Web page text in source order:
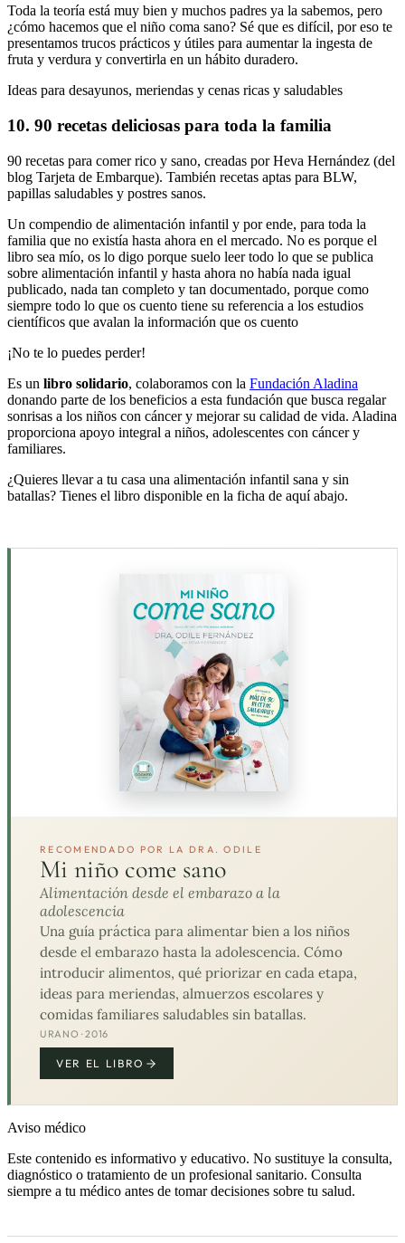
Toda la teoría está muy bien y muchos padres ya la sabemos, pero
¿cómo hacemos que el niño coma sano? Sé que es difícil, por eso te
presentamos trucos prácticos y útiles para aumentar la ingesta de
fruta y verdura y convertirla en un hábito duradero.
Ideas para desayunos, meriendas y cenas ricas y saludables
10. 90 recetas deliciosas para toda la familia
90 recetas para comer rico y sano, creadas por Heva Hernández (del
blog Tarjeta de Embarque). También recetas aptas para BLW,
papillas saludables y postres sanos.
Un compendio de alimentación infantil y por ende, para toda la
familia que no existía hasta ahora en el mercado. No es porque el
libro sea mío, os lo digo porque suelo leer todo lo que se publica
sobre alimentación infantil y hasta ahora no había nada igual
publicado, nada tan completo y tan documentado, porque como
siempre todo lo que os cuento tiene su referencia a los estudios
científicos que avalan la información que os cuento
¡No te lo puedes perder!
Es un libro solidario, colaboramos con la Fundación Aladina
donando parte de los beneficios a esta fundación que busca regalar
sonrisas a los niños con cáncer y mejorar su calidad de vida. Aladina
proporciona apoyo integral a niños, adolescentes con cáncer y
familiares.
¿Quieres llevar a tu casa una alimentación infantil sana y sin
batallas? Tienes el libro disponible en la ficha de aquí abajo.
RECOMENDADO POR LA DRA. ODILE
Mi niño come sano
Alimentación desde el embarazo a la
adolescencia
Una guía práctica para alimentar bien a los niños
desde el embarazo hasta la adolescencia. Cómo
introducir alimentos, qué priorizar en cada etapa,
ideas para meriendas, almuerzos escolares y
comidas familiares saludables sin batallas.
URANO · 2016
VER EL LIBRO
Aviso médico
Este contenido es informativo y educativo. No sustituye la consulta,
diagnóstico o tratamiento de un profesional sanitario. Consulta
siempre a tu médico antes de tomar decisiones sobre tu salud.